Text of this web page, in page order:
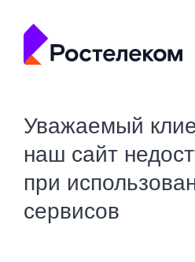
Уважаемый
наш сайт
при
сервисов